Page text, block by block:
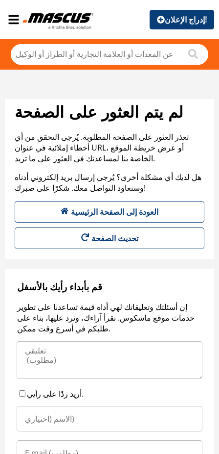
إدراج الإعلان!
لم يتم العثور على الصفحة
تعذر العثور على الصفحة المطلوبة. يُرجى التحقق من أي
أخطاء إملائية في عنوان URL، أو عرض خريطة الموقع
الخاصة بنا لمساعدتك في العثور على ما تريد.
هل لديك أي مشكلة أخرى؟ يُرجى إرسال بريد إلكتروني أدناه
وسنعاود التواصل معك. شكرًا على صبرك!
العودة إلى الصفحة الرئيسية
تحديث الصفحة
قم بأبداء رأيك بالأسفل
إن أسئلتك وتعليقاتك لهي أداة قيمة تساعدنا على تطوير
خدمات موقع ماسكوس. نقرأ آراءك، ونرد عليها، بناء على
طلبكم في أسرع وقت ممكن.
أريد ردًا على رأيي.